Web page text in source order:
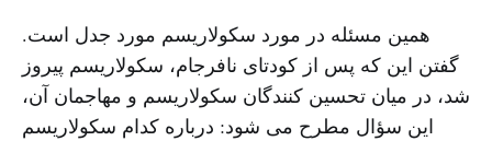
همین مسئله در مورد سکولاریسم مورد جدل است.
گفتن این که پس از کودتای نافرجام، سکولاریسم پیروز
شد، در میان تحسین کنندگان سکولاریسم و مهاجمان آن،
این سؤال مطرح می شود: درباره کدام سکولاریسم